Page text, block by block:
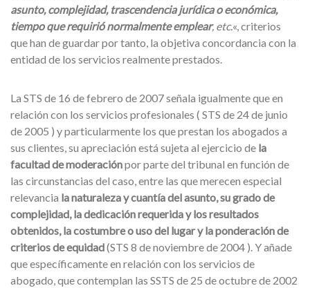
asunto, complejidad, trascendencia jurídica o económica,
tiempo que requirió normalmente emplear, etc.«, criterios
que han de guardar por tanto, la objetiva concordancia con la
entidad de los servicios realmente prestados.
La STS de 16 de febrero de 2007 señala igualmente que en
relación con los servicios profesionales ( STS de 24 de junio
de 2005 ) y particularmente los que prestan los abogados a
sus clientes, su apreciación está sujeta al ejercicio de la
facultad de moderaciónpor parte del tribunal en función de
las circunstancias del caso, entre las que merecen especial
relevancia la naturaleza y cuantía del asunto, su grado de
complejidad, la dedicación requerida y los resultados
obtenidos, la costumbre o uso del lugar y la ponderación de
criterios de equidad(STS 8 de noviembre de 2004 ). Y añade
que específicamente en relación con los servicios de
abogado, que contemplan las SSTS de 25 de octubre de 2002